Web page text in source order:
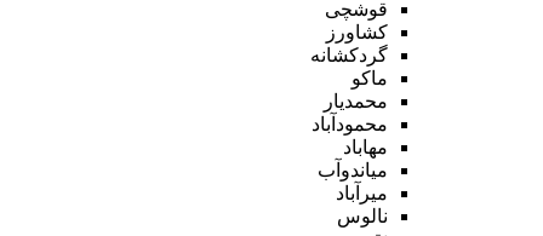
قوشچی
کشاورز
گردکشانه
ماکو
محمدیار
محمودآباد
مهاباد
میاندوآب
میرآباد
نالوس